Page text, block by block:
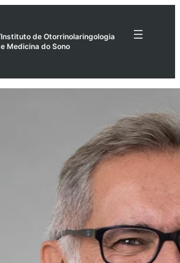
Instituto de Otorrinolaringologia
e Medicina do Sono